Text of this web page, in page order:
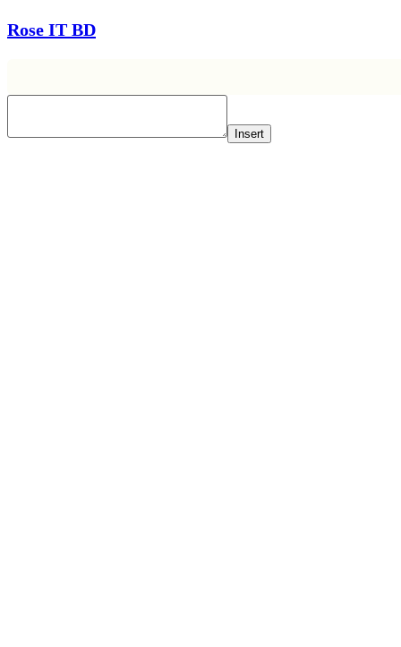
Rose IT BD
Insert